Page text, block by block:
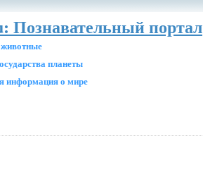
Познавательный портал
животные
планеты
информация о мире